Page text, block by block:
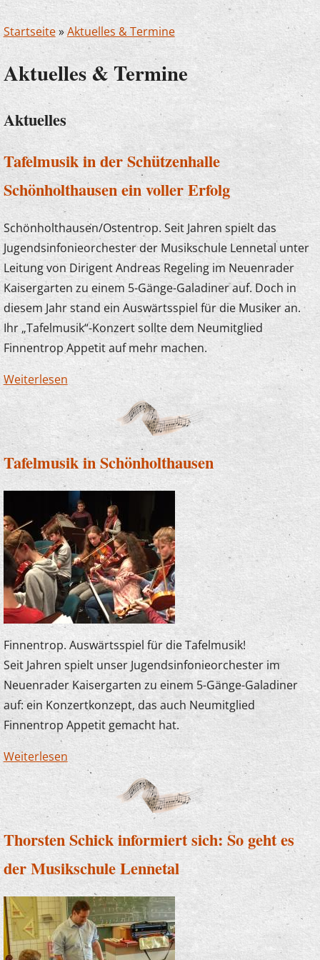
Startseite»Aktuelles & Termine
Aktuelles & Termine
Aktuelles
Tafelmusik in der Schützenhalle
Schönholthausen ein voller Erfolg
Schönholthausen/Ostentrop. Seit Jahren spielt das
Jugendsinfonieorchester der Musikschule Lennetal unter
Leitung von Dirigent Andreas Regeling im Neuenrader
Kaisergarten zu einem 5-Gänge-Galadiner auf. Doch in
diesem Jahr stand ein Auswärtsspiel für die Musiker an.
Ihr „Tafelmusik“-Konzert sollte dem Neumitglied
Finnentrop Appetit auf mehr machen.
Weiterlesen über Tafelmusik in der Schützenhalle
Schönholthausen ein voller Erfolg
Tafelmusik in Schönholthausen
Finnentrop. Auswärtsspiel für die Tafelmusik!
Seit Jahren spielt unser Jugendsinfonieorchester im
Neuenrader Kaisergarten zu einem 5-Gänge-Galadiner
auf: ein Konzertkonzept, das auch Neumitglied
Finnentrop Appetit gemacht hat.
Weiterlesen über Tafelmusik in Schönholthausen
Thorsten Schick informiert sich: So geht es
der Musikschule Lennetal